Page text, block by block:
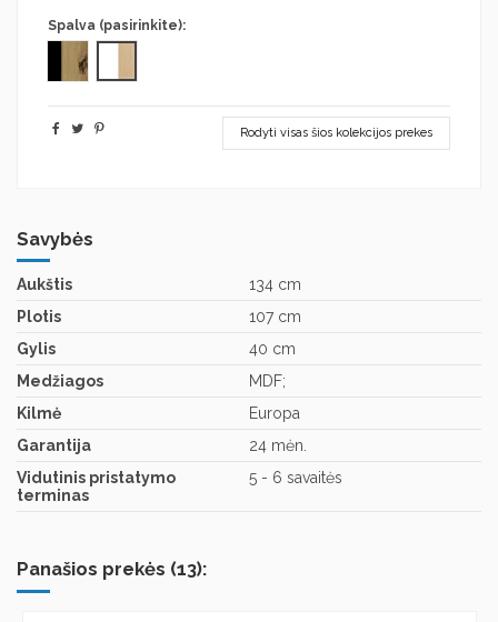
Spalva (pasirinkite):
Artisan ąžuolas/juoda
Rodyti visas šios kolekcijos prekes
Savybės
Aukštis
134 cm
Plotis
107 cm
Gylis
40 cm
Medžiagos
MDF;
Kilmė
Europa
Garantija
24 mėn.
Vidutinis pristatymo
terminas
5 - 6 savaitės
Panašios prekės (13):